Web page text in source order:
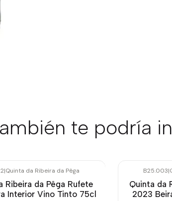
te podría
|Quinta da Ribeira da Pêga
Ribeira da Pêga Rufete
Interior Vino Tinto 75cl
B25.003|
Quinta da
2023